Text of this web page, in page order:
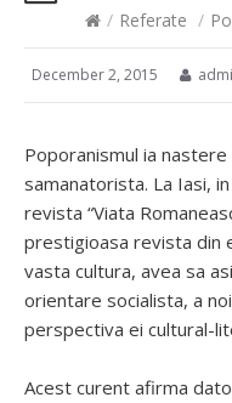
/ Referate /
December 2, 2015
Poporanismul ia
samanatorista. La Iasi,
revista “Viata
prestigioasa revista din
vasta cultura, avea sa
orientare socialista, a
perspectiva ei cultural-
Acest curent afirma